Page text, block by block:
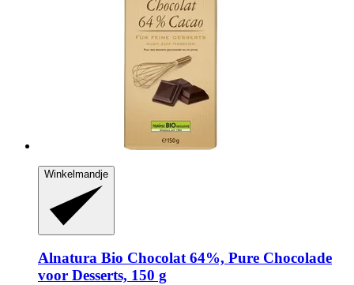
Winkelmandje
Alnatura Bio Chocolat 64%, Pure Chocolade
voor Desserts, 150 g